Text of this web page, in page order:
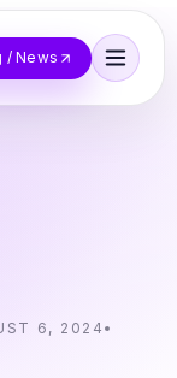
/ News
6, 2024